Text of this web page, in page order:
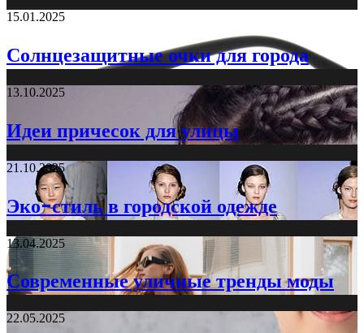
15.01.2025
Солнцезащитные очки для города
13.10.2025
Идеи причесок для улицы
21.10.2025
Эко-стиль в городской одежде
13.04.2025
Современные уличные тренды моды
22.05.2025